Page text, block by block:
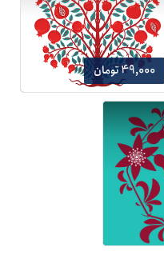
49,000 تومان